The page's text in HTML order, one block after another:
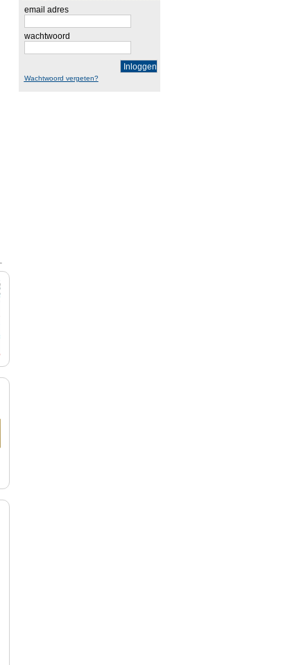
email adres
wachtwoord
Inloggen
Wachtwoord vergeten?